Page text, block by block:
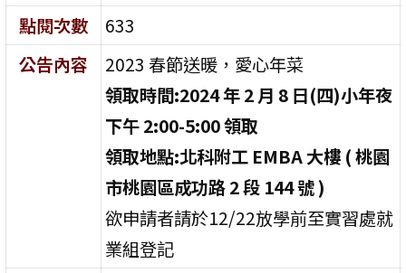
點閱次數
633
公告內容
2023 春節送暖，愛心年菜
領取時間:2024 年 2 月 8 日(四)小年夜
下午 2:00-5:00 領取
領取地點:北科附工 EMBA大樓 ( 桃園
市桃園區成功路2段 144號 )
欲申請者請於12/22放學前至實習處就
業組登記